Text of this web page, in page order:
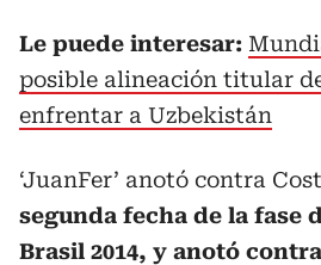
Le puede interesar:
posible alineación titular
enfrentar a Uzbekistán
‘JuanFer’ anotó contra
segunda fecha de la fase
Brasil 2014, y anotó